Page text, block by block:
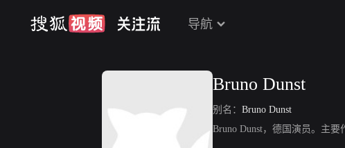
导航
Bruno Dunst
别名： Bruno Dunst
Bruno Dunst，德国演员。主要